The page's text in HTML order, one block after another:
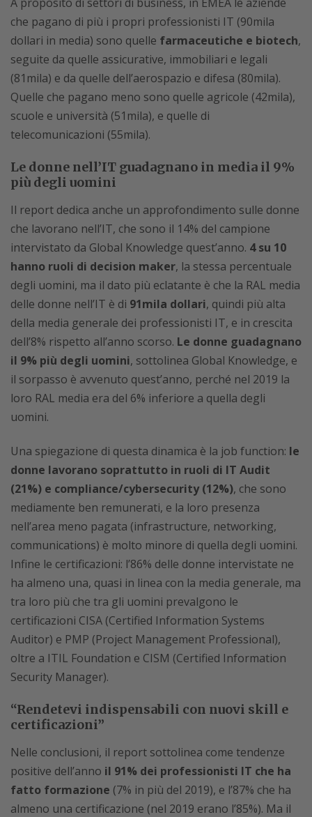
che pagano di più i propri professionisti IT (90mila
dollari in media) sono quelle farmaceutiche e biotech,
seguite da quelle assicurative, immobiliari e legali
(81mila) e da quelle dell’aerospazio e difesa (80mila).
Quelle che pagano meno sono quelle agricole (42mila),
scuole e università (51mila), e quelle di
telecomunicazioni (55mila).
Le donne nell’IT guadagnano in media il 9%
più degli uomini
Il report dedica anche un approfondimento sulle donne
che lavorano nell’IT, che sono il 14% del campione
intervistato da Global Knowledge quest’anno. 4 su 10
hanno ruoli di decision maker, la stessa percentuale
degli uomini, ma il dato più eclatante è che la RAL media
delle donne nell’IT è di 91mila dollari, quindi più alta
della media generale dei professionisti IT, e in crescita
dell’8% rispetto all’anno scorso. Le donne guadagnano
il 9% più degli uomini, sottolinea Global Knowledge, e
il sorpasso è avvenuto quest’anno, perché nel 2019 la
loro RAL media era del 6% inferiore a quella degli
uomini.
Una spiegazione di questa dinamica è la job function: le
donne lavorano soprattutto in ruoli di IT Audit
(21%) e compliance/cybersecurity (12%), che sono
mediamente ben remunerati, e la loro presenza
nell’area meno pagata (infrastructure, networking,
communications) è molto minore di quella degli uomini.
Infine le certificazioni: l’86% delle donne intervistate ne
ha almeno una, quasi in linea con la media generale, ma
tra loro più che tra gli uomini prevalgono le
certificazioni CISA (Certified Information Systems
Auditor) e PMP (Project Management Professional),
oltre a ITIL Foundation e CISM (Certified Information
Security Manager).
“Rendetevi indispensabili con nuovi skill e
certificazioni”
Nelle conclusioni, il report sottolinea come tendenze
positive dell’anno il 91% dei professionisti IT che ha
fatto formazione (7% in più del 2019), e l’87% che ha
almeno una certificazione (nel 2019 erano l’85%). Ma il